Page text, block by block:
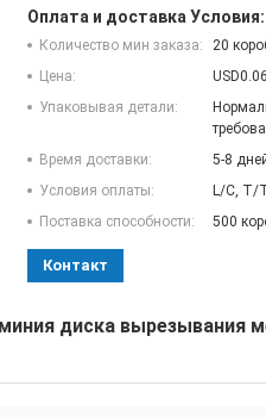
Оплата и доставка Условия:
Количество мин заказа:
20
Цена:
Упаковывая детали:
Время доставки:
5-8
Условия оплаты:
L/C, T/
Поставка способности:
500
Контакт
диска вырезывания